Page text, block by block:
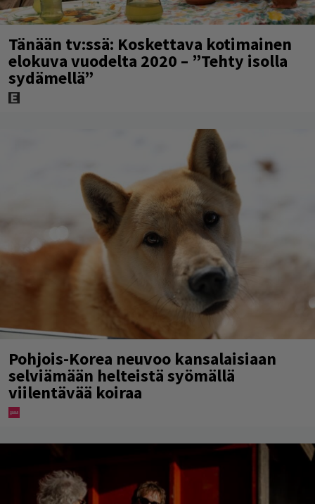
Tänään tv:ssä: Koskettava kotimainen
elokuva vuodelta 2020 – ”Tehty isolla
sydämellä”
Pohjois-Korea neuvoo kansalaisiaan
selviämään helteistä syömällä
viilentävää koiraa